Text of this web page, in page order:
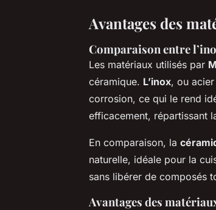
Avantages des
Comparaison entre
Les matériaux utilisés par
céramique. L’inox, ou
corrosion, ce qui le rend
efficacement, répartissant
En comparaison, la
naturelle, idéale pour la
sans libérer de composés
Avantages des